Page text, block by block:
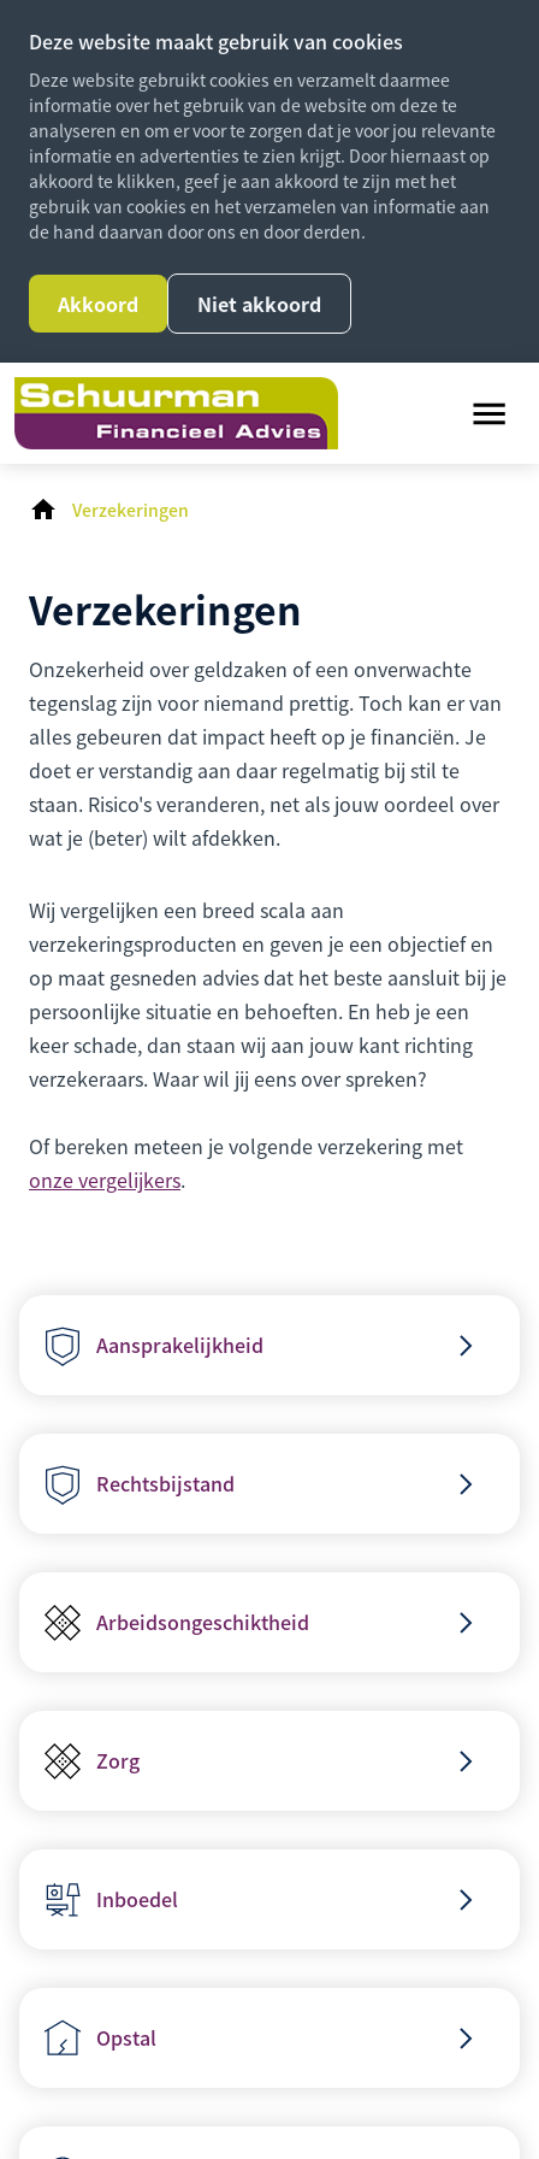
Deze website maakt gebruik van cookies
Deze website gebruikt cookies en verzamelt daarmee
informatie over het gebruik van de website om deze te
analyseren en om er voor te zorgen dat je voor jou relevante
informatie en advertenties te zien krijgt. Door hiernaast op
akkoord te klikken, geef je aan akkoord te zijn met het
gebruik van cookies en het verzamelen van informatie aan
de hand daarvan door ons en door derden.
Akkoord Niet akkoord
Verzekeringen
Verzekeringen
Onzekerheid over geldzaken of een onverwachte
tegenslag zijn voor niemand prettig. Toch kan er van
alles gebeuren dat impact heeft op je financiën. Je
doet er verstandig aan daar regelmatig bij stil te
staan. Risico's veranderen, net als jouw oordeel over
wat je (beter) wilt afdekken.
Wij vergelijken een breed scala aan
verzekeringsproducten en geven je een objectief en
op maat gesneden advies dat het beste aansluit bij je
persoonlijke situatie en behoeften. En heb je een
keer schade, dan staan wij aan jouw kant richting
verzekeraars. Waar wil jij eens over spreken?
Of bereken meteen je volgende verzekering met
onze vergelijkers.
Aansprakelijkheid
Rechtsbijstand
Arbeidsongeschiktheid
Zorg
Inboedel
Opstal